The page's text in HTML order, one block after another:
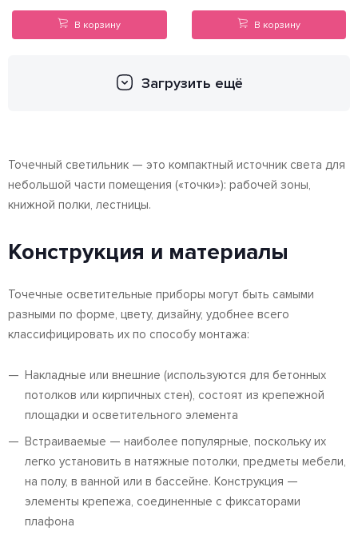
В корзину В корзину
Загрузить ещё
Точечный светильник — это компактный источник света для
небольшой части помещения («точки»): рабочей зоны,
книжной полки, лестницы.
Конструкция и материалы
Точечные осветительные приборы могут быть самыми
разными по форме, цвету, дизайну, удобнее всего
классифицировать их по способу монтажа:
Накладные или внешние (используются для бетонных
потолков или кирпичных стен), состоят из крепежной
площадки и осветительного элемента
Встраиваемые — наиболее популярные, поскольку их
легко установить в натяжные потолки, предметы мебели,
на полу, в ванной или в бассейне. Конструкция —
элементы крепежа, соединенные с фиксаторами
плафона